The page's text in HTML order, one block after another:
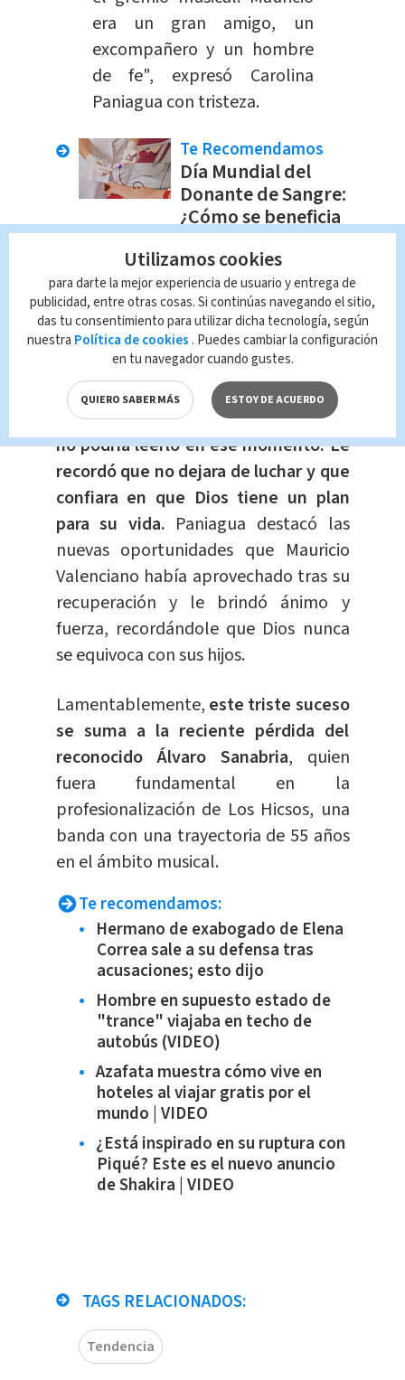
era un gran amigo, un
excompañero y un hombre
de fe", expresó Carolina
Paniagua con tristeza.
Te Recomendamos
Día Mundial del
Donante de Sangre:
¿Cómo se beneficia
al donar?
Nacional Fernanda Araya
Envió fortaleza:
En sus palabras,la cantante envió un
mensaje de fortaleza y apoyo a
Valenciano, aunque sabiendo que él
no podría leerlo en ese momento. Le
recordó que no dejara de luchar y que
confiara en que Dios tiene un plan
para su vida. Paniagua destacó las
nuevas oportunidades que Mauricio
Valenciano había aprovechado tras su
recuperación y le brindó ánimo y
fuerza, recordándole que Dios nunca
se equivoca con sus hijos.
Lamentablemente, este triste suceso
se suma a la reciente pérdida del
reconocido Álvaro Sanabria, quien
fuera fundamental en la
profesionalización de Los Hicsos, una
banda con una trayectoria de 55 años
en el ámbito musical.
Te recomendamos:
Hermano de exabogado de Elena
Correa sale a su defensa tras
acusaciones; esto dijo
Hombre en supuesto estado de
"trance" viajaba en techo de
autobús (VIDEO)
Azafata muestra cómo vive en
hoteles al viajar gratis por el
mundo | VIDEO
¿Está inspirado en su ruptura con
Piqué? Este es el nuevo anuncio
de Shakira | VIDEO
TAGS RELACIONADOS:
Tendencia
Utilizamos cookies
para darte la mejor experiencia de usuario y entrega de
publicidad, entre otras cosas. Si continúas navegando el sitio,
das tu consentimiento para utilizar dicha tecnología, según
nuestra Política de cookies . Puedes cambiar la configuración
en tu navegador cuando gustes.
QUIERO SABER MÁS ESTOY DE ACUERDO